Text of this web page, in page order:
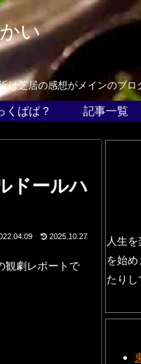
い
は芝居の感想がメインのブロ
くぱぱ？ 記事一覧
ドールハ
2025.10.27
観劇レポートで
人生
を始
たりし